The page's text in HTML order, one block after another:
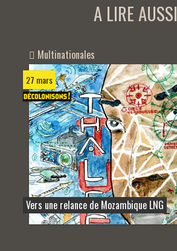
A LIRE AUSSI
Multinationales
27 mars
Vers une relance de Mozambique LNG